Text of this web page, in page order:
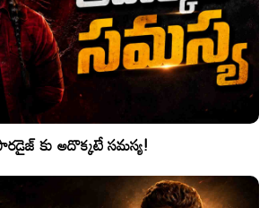
కు అదొక్కటే సమస్య!